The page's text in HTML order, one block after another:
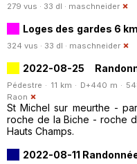
279 vus · 33 dl · maschneider
Loges des gardes 6
324 vus · 33 dl · maschneider
2022-08-25
Pédestre · 11 km · D+440 m ·
Raon
St Michel sur meurthe -
roche de la Biche - roche
Hauts Champs.
2022-08-11